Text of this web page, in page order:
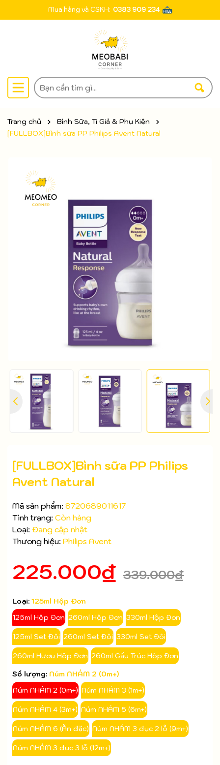
Mua hàng và CSKH: 0383 909 234
Trang chủ
Bình Sữa, Ti Giả & Phụ Kiện
[FULLBOX]Bình sữa PP Philips Avent Natural
[FULLBOX]Bình sữa PP Philips
Avent Natural
Mã sản phẩm: 8720689011617
Tình trạng: Còn hàng
Loại: Đang cập nhật
Thương hiệu: Philips Avent
225.000₫ 339.000₫
Loại: 125ml Hộp Đơn
125ml Hộp Đơn 260ml Hộp Đơn 330ml Hộp Đơn
125ml Set Đôi 260ml Set Đôi 330ml Set Đôi
260ml Hươu Hộp Đơn 260ml Gấu Trúc Hộp Đơn
Số lượng: Núm NHÁM 2 (0m+)
Núm NHÁM 2 (0m+) Núm NHÁM 3 (1m+)
Núm NHÁM 4 (3m+) Núm NHÁM 5 (6m+)
Núm NHÁM 6 (Ăn đặc) Núm NHÁM 3 đục 2 lỗ (9m+)
Núm NHÁM 3 đục 3 lỗ (12m+)
Ngày hết hạn: